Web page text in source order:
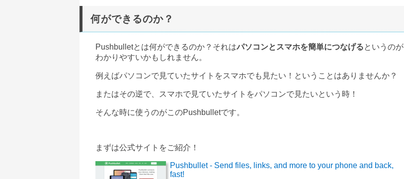
何ができるのか？
Pushbulletとは何ができるのか？それはパソコンと スマホを簡単につなげるというのが
わかりやすいかもしれません。
例えばパソコンで見ていたサイトをスマホでも見たい！ということはありませんか？
またはその逆で、 スマホで見ていたサイトをパソコンで見たいという時！
そんな時に使うのがこのPushbulletです。
まずは公式サイトをご紹介！
Pushbullet - Send files, links, and more to your phone and back,
fast!